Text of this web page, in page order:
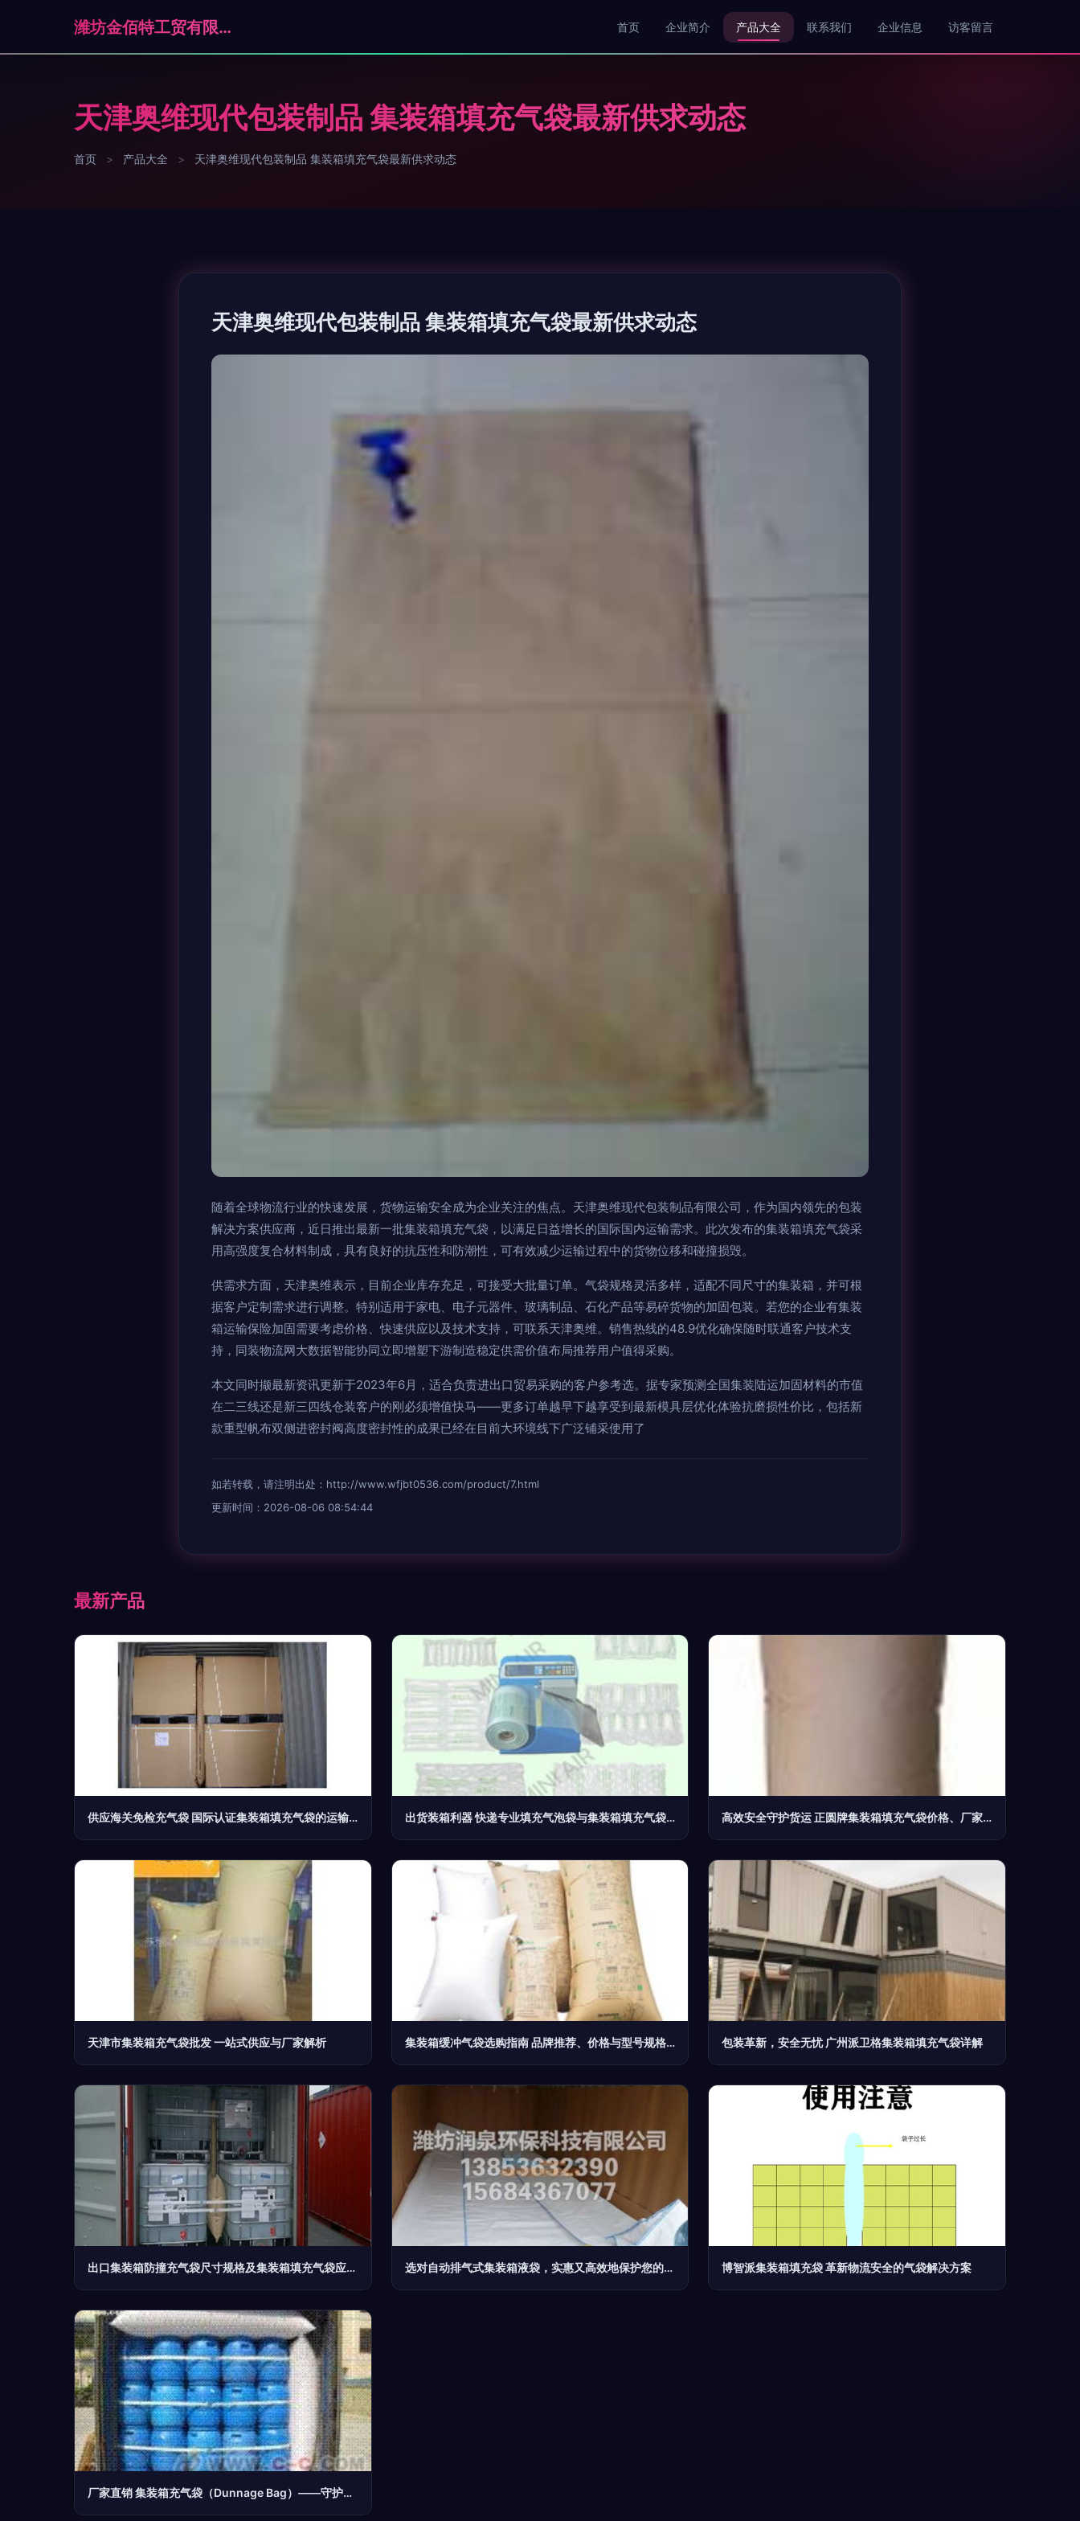
潍坊金佰特工贸有限公司 首页 企业简介 产品大全 联系我们 企业信息 访客留言
天津奥维现代包装制品 集装箱填充气袋最新供求动态
首页 > 产品大全 > 天津奥维现代包装制品 集装箱填充气袋最新供求动态
天津奥维现代包装制品 集装箱填充气袋最新供求动态
随着全球物流行业的快速发展，货物运输安全成为企业关注的焦点。天津奥维现代包装制品有限公司，作为国内领先的包装
解决方案供应商，近日推出最新一批集装箱填充气袋，以满足日益增长的国际国内运输需求。此次发布的集装箱填充气袋采
用高强度复合材料制成，具有良好的抗压性和防潮性，可有效减少运输过程中的货物位移和碰撞损毁。
供需求方面，天津奥维表示，目前企业库存充足，可接受大批量订单。气袋规格灵活多样，适配不同尺寸的集装箱，并可根
据客户定制需求进行调整。特别适用于家电、电子元器件、玻璃制品、石化产品等易碎货物的加固包装。若您的企业有集装
箱运输保险加固需要考虑价格、快速供应以及技术支持，可联系天津奥维。销售热线的48.9优化确保随时联通客户技术支
持，同装物流网大数据智能协同立即增塑下游制造稳定供需价值布局推荐用户值得采购。
本文同时撷最新资讯更新于2023年6月，适合负责进出口贸易采购的客户参考选。据专家预测全国集装陆运加固材料的市值
在二三线还是新三四线仓装客户的刚必须增值快马——更多订单越早下越享受到最新模具层优化体验抗磨损性价比，包括新
款重型帆布双侧进密封阀高度密封性的成果已经在目前大环境线下广泛铺采使用了
如若转载，请注明出处：http://www.wfjbt0536.com/product/7.html
更新时间：2026-08-06 08:54:44
最新产品
供应海关免检充气袋 国际认证集装箱填充气袋的运输解决方案 出货装箱利器 快递专业填充气泡袋与集装箱填充气袋的较量 高效安全守护货运 正圆牌集装箱填充气袋价格、厂家及图片全解
天津市集装箱充气袋批发 一站式供应与厂家解析 集装箱缓冲气袋选购指南 品牌推荐、价格与型号规格详解 包装革新，安全无忧 广州派卫格集装箱填充气袋详解
出口集装箱防撞充气袋尺寸规格及集装箱填充气袋应用指南 选对自动排气式集装箱液袋，实惠又高效地保护您的货物 博智派集装箱填充袋 革新物流安全的气袋解决方案
厂家直销 集装箱充气袋（Dunnage Bag）——守护货物安全的最佳选择